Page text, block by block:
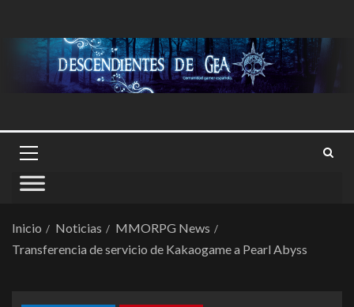
Inicio Noticias
MMORPG News
Transferencia de servicio de Kakaogame a Pearl Abyss